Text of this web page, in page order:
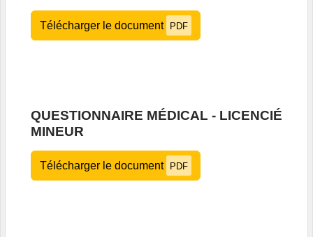
Télécharger le document PDF
QUESTIONNAIRE MÉDICAL - LICENCIÉ
MINEUR
Télécharger le document PDF